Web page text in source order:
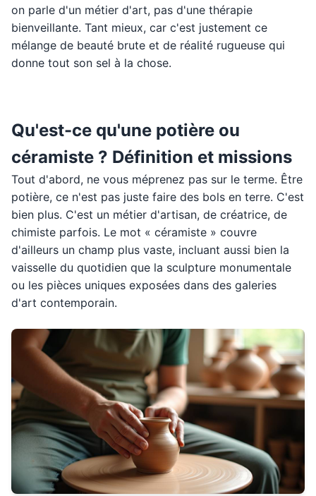
on parle d'un métier d'art, pas d'une thérapie
bienveillante. Tant mieux, car c'est justement ce
mélange de beauté brute et de réalité rugueuse qui
donne tout son sel à la chose.
Qu'est-ce qu'une potière ou
céramiste ? Définition et missions
Tout d'abord, ne vous méprenez pas sur le terme. Être
potière, ce n'est pas juste faire des bols en terre. C'est
bien plus. C'est un métier d'artisan, de créatrice, de
chimiste parfois. Le mot « céramiste » couvre
d'ailleurs un champ plus vaste, incluant aussi bien la
vaisselle du quotidien que la sculpture monumentale
ou les pièces uniques exposées dans des galeries
d'art contemporain.